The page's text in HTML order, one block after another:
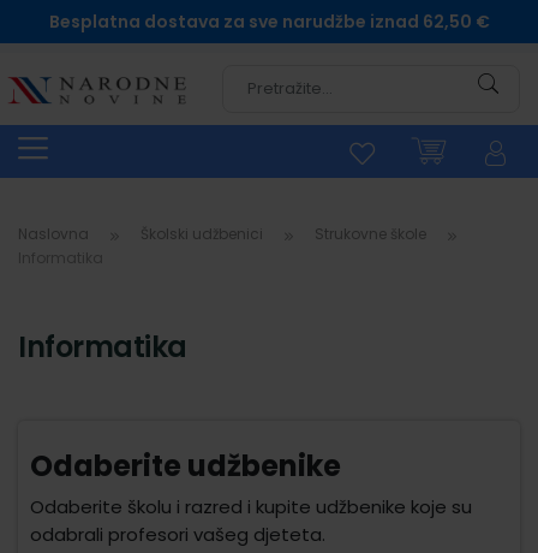
Besplatna dostava za sve narudžbe iznad 62,50 €
Naslovna Školski udžbenici
Strukovne škole
Informatika
Odaberite udžbenike
Odaberite školu i razred i kupite udžbenike koje su
odabrali profesori vašeg djeteta.